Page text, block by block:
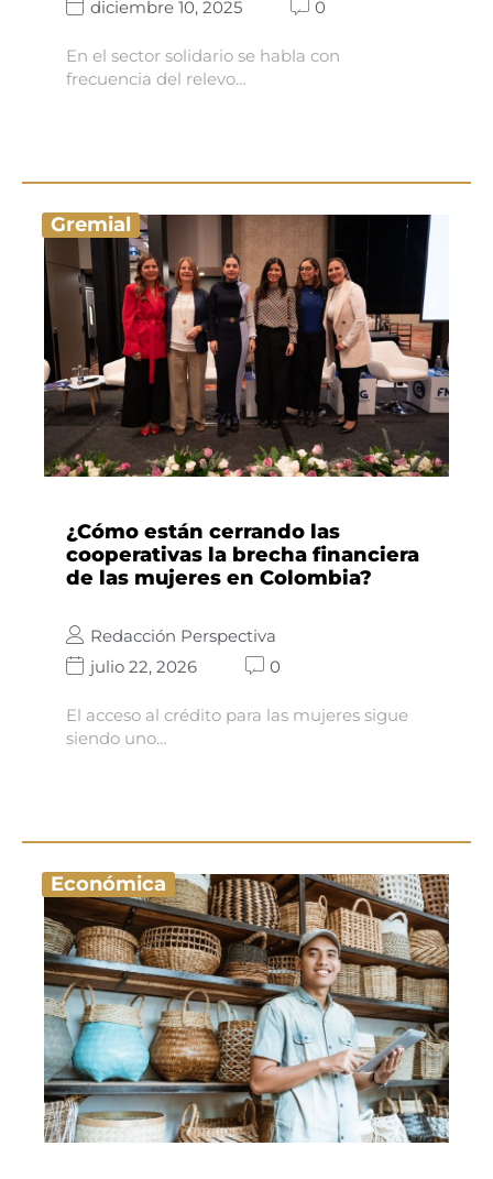
diciembre 10, 2025 0
En el sector solidario se habla con
frecuencia del relevo…
Gremial
¿Cómo están cerrando las
cooperativas la brecha financiera
de las mujeres en Colombia?
Redacción Perspectiva
julio 22, 2026
0
El acceso al crédito para las mujeres sigue
siendo uno…
Económica